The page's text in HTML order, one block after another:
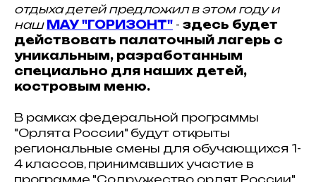
отдыха детей предложил в этом году и
наш МАУ "ГОРИЗОНТ" - здесь будет
действовать палаточный лагерь с
уникальным, разработанным
специально для наших детей,
костровым меню.
В рамках федеральной программы
"Орлята России" будут открыты
региональные смены для обучающихся 1-
4 классов, принимавших участие в